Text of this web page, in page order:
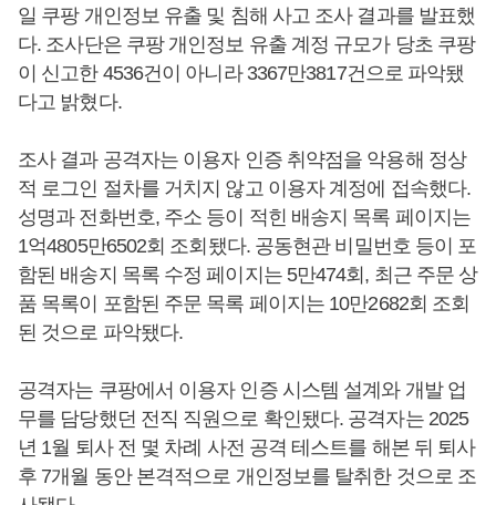
일 쿠팡 개인정보 유출 및 침해 사고 조사 결과를 발표했
다. 조사단은 쿠팡 개인정보 유출 계정 규모가 당초 쿠팡
이 신고한 4536건이 아니라 3367만3817건으로 파악됐
다고 밝혔다.
조사 결과 공격자는 이용자 인증 취약점을 악용해 정상
적 로그인 절차를 거치지 않고 이용자 계정에 접속했다.
성명과 전화번호, 주소 등이 적힌 배송지 목록 페이지는
1억4805만6502회 조회됐다. 공동현관 비밀번호 등이 포
함된 배송지 목록 수정 페이지는 5만474회, 최근 주문 상
품 목록이 포함된 주문 목록 페이지는 10만2682회 조회
된 것으로 파악됐다.
공격자는 쿠팡에서 이용자 인증 시스템 설계와 개발 업
무를 담당했던 전직 직원으로 확인됐다. 공격자는 2025
년 1월 퇴사 전 몇 차례 사전 공격 테스트를 해본 뒤 퇴사
후 7개월 동안 본격적으로 개인정보를 탈취한 것으로 조